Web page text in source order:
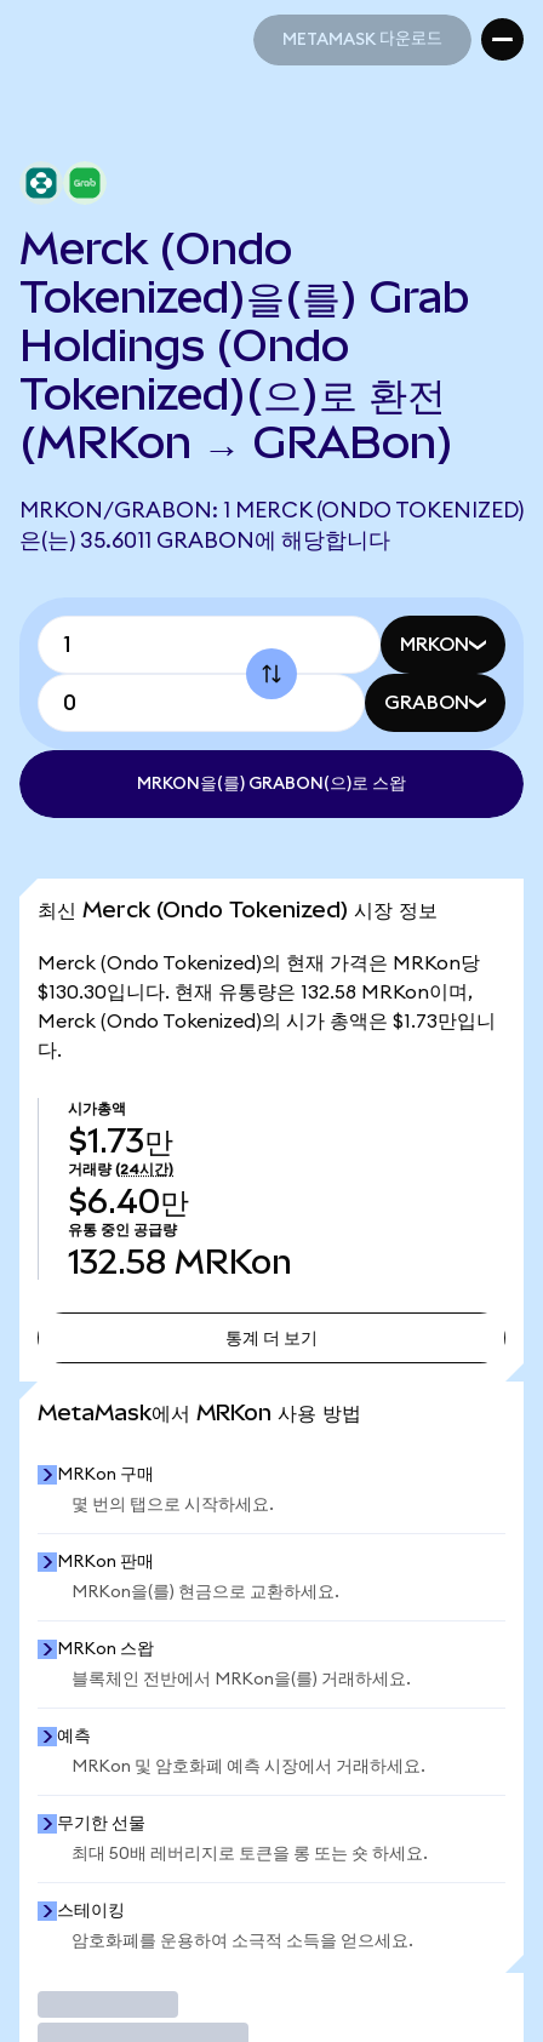
METAMASK 다운로드
Merck (Ondo
Tokenized)을(를) Grab
Holdings (Ondo
Tokenized)(으)로 환전
(MRKon → GRABon)
MRKON/GRABON: 1 MERCK (ONDO TOKENIZED)
은(는) 35.6011 GRABON에 해당합니다
MRKON
GRABON
MRKON을(를) GRABON(으)로 스왑
최신 Merck (Ondo Tokenized) 시장 정보
Merck (Ondo Tokenized)의 현재 가격은 MRKon당
$130.30입니다. 현재 유통량은 132.58 MRKon이며,
Merck (Ondo Tokenized)의 시가 총액은 $1.73만입니
다.
시가총액
$1.73만
거래량 (24시간)
$6.40만
유통 중인 공급량
132.58 MRKon
통계 더 보기
MetaMask에서 MRKon 사용 방법
MRKon 구매
몇 번의 탭으로 시작하세요.
MRKon 판매
MRKon을(를) 현금으로 교환하세요.
MRKon 스왑
블록체인 전반에서 MRKon을(를) 거래하세요.
예측
MRKon 및 암호화폐 예측 시장에서 거래하세요.
무기한 선물
최대 50배 레버리지로 토큰을 롱 또는 숏 하세요.
스테이킹
암호화폐를 운용하여 소극적 소득을 얻으세요.